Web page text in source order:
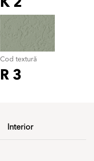
Cod textură
R 3
Interior